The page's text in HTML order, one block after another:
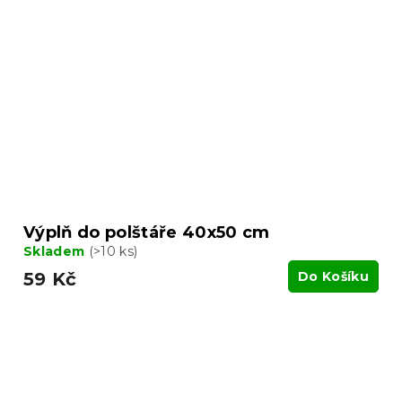
Výplň do polštáře 40x50 cm
Skladem (>10 ks)
59 Kč Do Košíku